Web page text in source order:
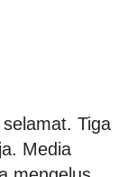
Tiga
Media